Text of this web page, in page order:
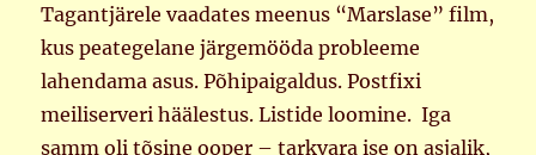
Tagantjärele vaadates meenus “Marslase” film,
kus peategelane järgemööda probleeme
lahendama asus. Põhipaigaldus. Postfixi
meiliserveri häälestus. Listide loomine. Iga
samm oli tõsine ooper – tarkvara ise on asjalik,